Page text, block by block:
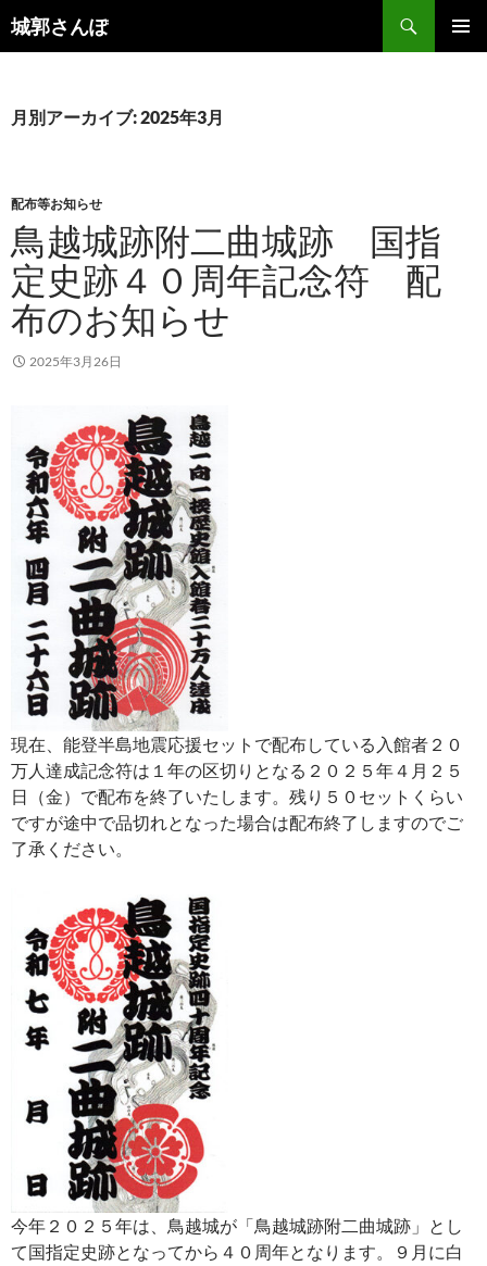
コ
ン
ツ
キ
プ
城郭さんぽ
検
索
月別アーカイブ: 2025年3月
配布等お知らせ
鳥越城跡附二曲城跡 国指
定史跡４０周年記念符 配
布のお知らせ
2025年3月26日
現在、能登半島地震応援セットで配布している入館者２０
万人達成記念符は１年の区切りとなる２０２５年４月２５
日（金）で配布を終了いたします。残り５０セットくらい
ですが途中で品切れとなった場合は配布終了しますのでご
了承ください。
今年２０２５年は、鳥越城が「鳥越城跡附二曲城跡」とし
て国指定史跡となってから４０周年となります。９月に白